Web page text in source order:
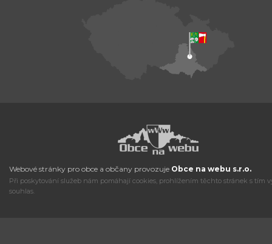
Webové stránky pro obce a občany provozuje Obce na webu s.r.o.
Při poskytování služeb nám pomáhají cookies, prohlížením těchto stránek s tím
souhlas.